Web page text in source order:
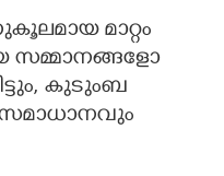
മാറ്റം
സമ്മാനങ്ങളോ
കുടുംബ
സമാധാനവും